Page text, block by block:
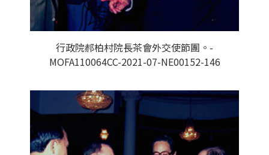
行政院郝柏村院長茶會外交使節團。-
MOFA110064CC-2021-07-NE00152-146